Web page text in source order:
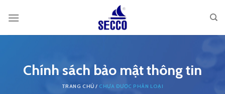
CHƯA ĐƯỢC PHÂN LOẠI
Chính sách bảo mật thông tin